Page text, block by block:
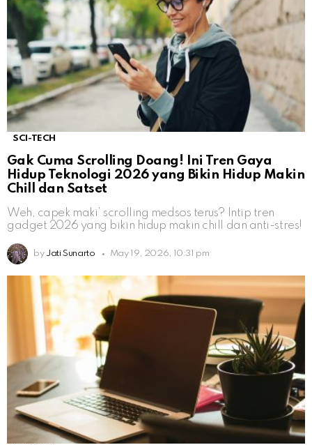
SCI-TECH
Gak Cuma Scrolling Doang! Ini Tren Gaya
Hidup Teknologi 2026 yang Bikin Hidup Makin
Chill dan Satset
Weh, capek maki’ scrolling medsos terus? Intip tren
gadget 2026 yang bikin hidup makin chill dan anti-stres!
by Jati Sunarto May 19, 2026, 10:31 pm